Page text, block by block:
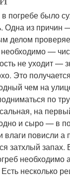
погребе было
Одна из причин
делом
—
не уходит —
Это
чем на
по
на
и сыро — в
повисли а
затхлый запах.
необходимо
несколько